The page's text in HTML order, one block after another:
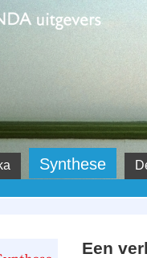
Synthese
Een